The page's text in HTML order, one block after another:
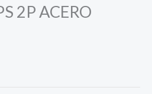
2P ACERO